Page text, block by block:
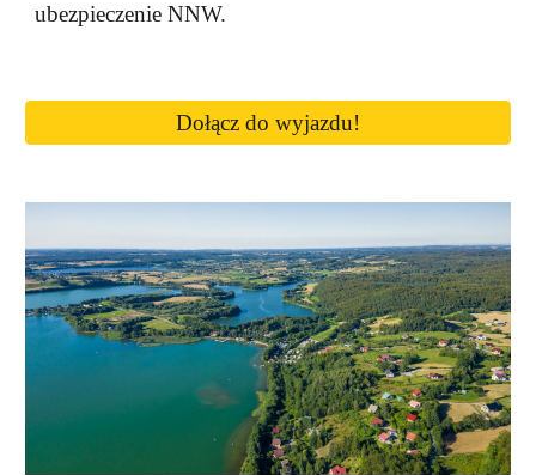
ubezpieczenie NNW.
Dołącz do wyjazdu!